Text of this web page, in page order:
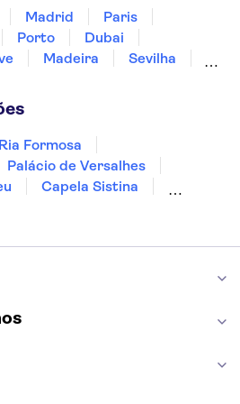
Madrid
Paris
Porto
Dubai
Madeira
Sevilha
Vigo
Ria Formosa
Palácio de Versalhes
Capela Sistina
Castelo de São Jorge